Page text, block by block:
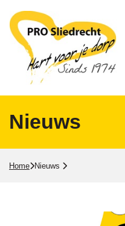
Nieuws
Home Nieuws